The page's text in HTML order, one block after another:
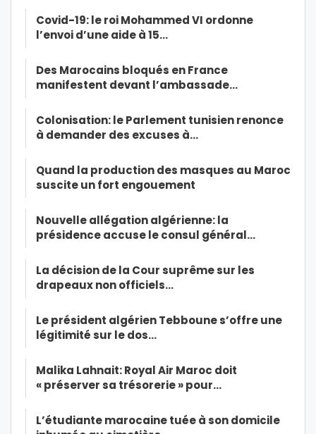
Covid-19: le roi Mohammed VI ordonne
l’envoi d’une aide à 15…
Des Marocains bloqués en France
manifestent devant l’ambassade…
Colonisation: le Parlement tunisien renonce
à demander des excuses à…
Quand la production des masques au Maroc
suscite un fort engouement
Nouvelle allégation algérienne: la
présidence accuse le consul général…
La décision de la Cour suprême sur les
drapeaux non officiels…
Le président algérien Tebboune s’offre une
légitimité sur le dos…
Malika Lahnait: Royal Air Maroc doit
« préserver sa trésorerie » pour…
L’étudiante marocaine tuée à son domicile